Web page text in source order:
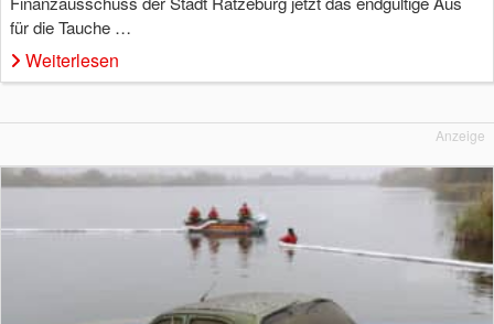
für die Tauche …
Weiterlesen
Anzeige